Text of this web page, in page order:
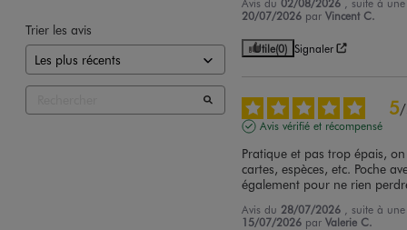
Trier les avis
20/07/2026 parVincent C.
Utile(0) Signaler
5/
Avis vérifié et récompensé
Pratique et pas trop épais,
cartes, espèces, etc. Poche
également pour ne rien
Avis du 28/07/2026
, suite à
15/07/2026 parValerie C.